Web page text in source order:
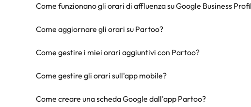
Come funzionano gli orari di affluenza su Google Business
Come aggiornare gli orari su Partoo?
Come gestire i miei orari aggiuntivi con Partoo?
Come gestire gli orari sull'app mobile?
Come creare una scheda Google dall'app Partoo?